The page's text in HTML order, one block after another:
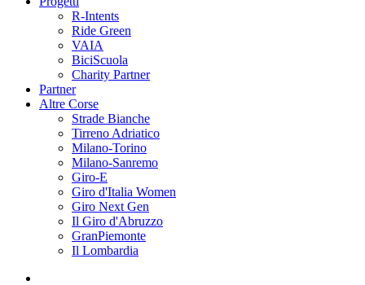
R-Intents
Ride Green
VAIA
BiciScuola
Charity Partner
Partner
Altre Corse
Strade Bianche
Tirreno Adriatico
Milano-Torino
Milano-Sanremo
Giro-E
Giro d'Italia Women
Giro Next Gen
Il Giro d'Abruzzo
GranPiemonte
Il Lombardia